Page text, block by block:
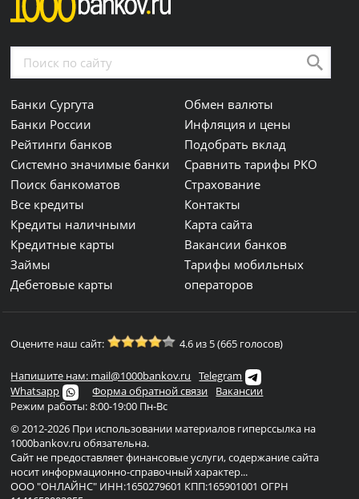
Банки Сургута
Банки России
Рейтинги банков
Системно значимые банки
Поиск банкоматов
Все кредиты
Кредиты наличными
Кредитные карты
Займы
Дебетовые карты
Обмен валюты
Инфляция и цены
Подобрать вклад
Сравнить тарифы РКО
Страхование
Контакты
Карта сайта
Вакансии банков
Тарифы мобильных
операторов
Оцените наш сайт: 4.6 из 5 (665 голосов)
Напишите нам: mail@1000bankov.ru
Telegram
Whatsapp
Форма обратной связи
Вакансии
Режим работы: 8:00-19:00 Пн-Вс
© 2012-2026 При использовании материалов гиперссылка на
1000bankov.ru обязательна.
Сайт не предоставляет финансовые услуги, содержание сайта
носит информационно-справочный характер...
ООО "ОНЛАЙНС" ИНН:1650279601 КПП:165901001 ОГРН